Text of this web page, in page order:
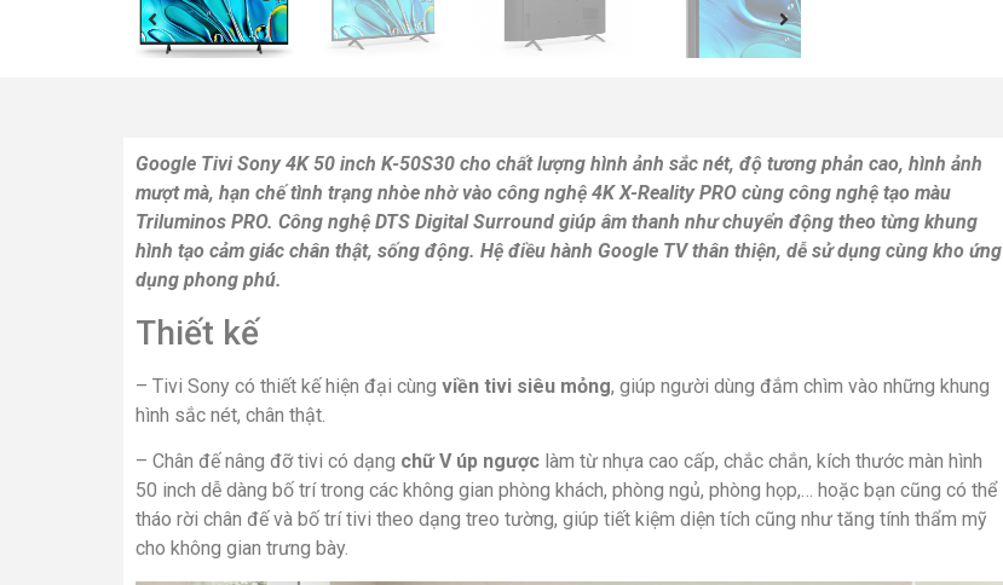
Google Tivi Sony 4K 50 inch K-50S30 cho chất lượng hình ảnh sắc nét, độ tương phản cao, hình ảnh
mượt mà, hạn chế tình trạng nhòe nhờ vào công nghệ 4K X-Reality PRO cùng công nghệ tạo màu
Triluminos PRO. Công nghệ DTS Digital Surround giúp âm thanh như chuyển động theo từng khung
hình tạo cảm giác chân thật, sống động. Hệ điều hành Google TV thân thiện, dễ sử dụng cùng kho ứng
dụng phong phú.
Thiết kế
– Tivi Sony có thiết kế hiện đại cùng viền tivi siêu mỏng, giúp người dùng đắm chìm vào những khung
hình sắc nét, chân thật.
– Chân đế nâng đỡ tivi có dạng chữ V úp ngược làm từ nhựa cao cấp, chắc chắn, kích thước màn hình
50 inch dễ dàng bố trí trong các không gian phòng khách, phòng ngủ, phòng họp,… hoặc bạn cũng có thể
tháo rời chân đế và bố trí tivi theo dạng treo tường, giúp tiết kiệm diện tích cũng như tăng tính thẩm mỹ
cho không gian trưng bày.